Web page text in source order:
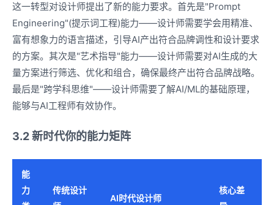
这一转型对设计师提出了新的能力要求。首先是"Prompt
Engineering"(提示词工程)能力——设计师需要学会用精准、
富有想象力的语言描述，引导AI产出符合品牌调性和设计要求
的方案。其次是"艺术指导"能力——设计师需要对AI生成的大
量方案进行筛选、优化和组合，确保最终产出符合品牌战略。
最后是"跨学科思维"——设计师需要了解AI/ML的基础原理，
能够与AI工程师有效协作。
3.2 新时代你的能力矩阵
能
力
传统设计
AI时代设计师
核心差